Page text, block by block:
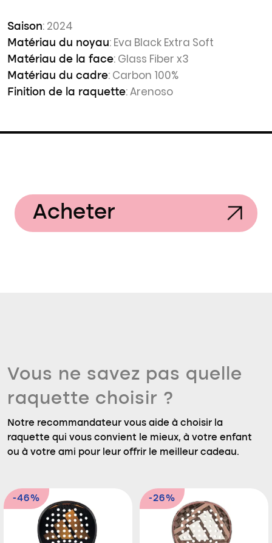
Saison: 2024
Matériau du noyau: Eva Black Extra Soft
Matériau de la face: Glass Fiber x3
Matériau du cadre: Carbon 100%
Finition de la raquette: Arenoso
Acheter
Vous ne savez pas quelle
raquette choisir ?
Notre recommandateur vous aide à choisir la
raquette qui vous convient le mieux, à votre enfant
ou à votre ami pour leur offrir le meilleur cadeau.
-46% -26%